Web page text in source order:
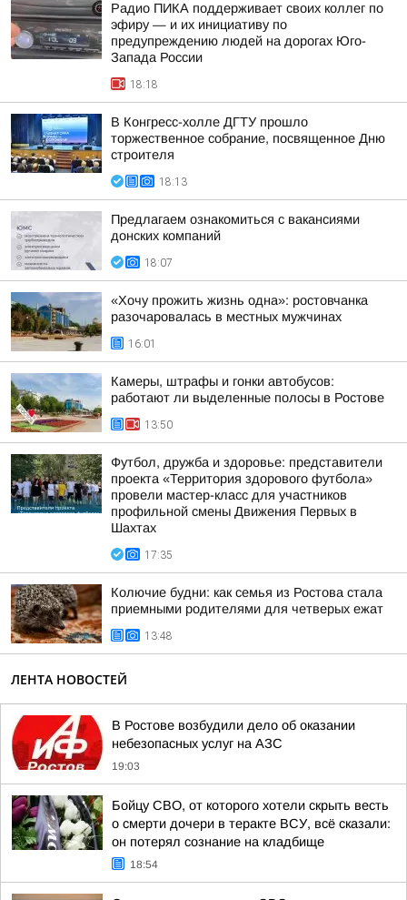
Радио ПИКА поддерживает своих коллег по
эфиру — и их инициативу по
предупреждению людей на дорогах Юго-
Запада России
18:18
В Конгресс-холле ДГТУ прошло
торжественное собрание, посвященное Дню
строителя
18:13
Предлагаем ознакомиться с вакансиями
донских компаний
18:07
«Хочу прожить жизнь одна»: ростовчанка
разочаровалась в местных мужчинах
16:01
Камеры, штрафы и гонки автобусов:
работают ли выделенные полосы в Ростове
13:50
Футбол, дружба и здоровье: представители
проекта «Территория здорового футбола»
провели мастер-класс для участников
профильной смены Движения Первых в
Шахтах
17:35
Колючие будни: как семья из Ростова стала
приемными родителями для четверых ежат
13:48
ЛЕНТА НОВОСТЕЙ
В Ростове возбудили дело об оказании
небезопасных услуг на АЗС
19:03
Бойцу СВО, от которого хотели скрыть весть
о смерти дочери в теракте ВСУ, всё сказали:
он потерял сознание на кладбище
18:54